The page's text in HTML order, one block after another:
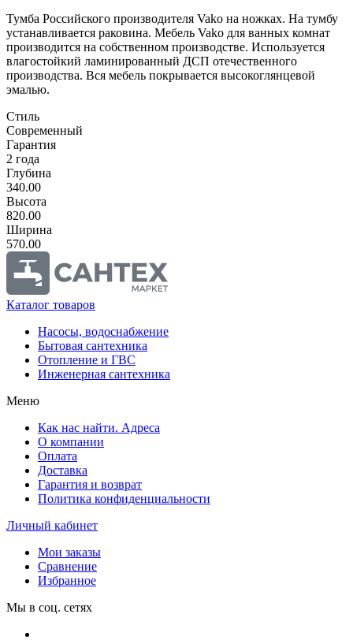
Тумба Российского производителя Vako на ножках. На тумбу
устанавливается раковина. Мебель Vako для ванных комнат
производится на собственном производстве. Используется
влагостойкий ламинированный ДСП отечественного
производства. Вся мебель покрывается высокоглянцевой
эмалью.
Стиль
Современный
Гарантия
2 года
Глубина
340.00
Высота
820.00
Ширина
570.00
Каталог товаров
Насосы, водоснабжение
Бытовая сантехника
Отопление и ГВС
Инженерная сантехника
Меню
Как нас найти. Адреса
О компании
Оплата
Доставка
Гарантия и возврат
Политика конфиденциальности
Личный кабинет
Мои заказы
Сравнение
Избранное
Мы в соц. сетях